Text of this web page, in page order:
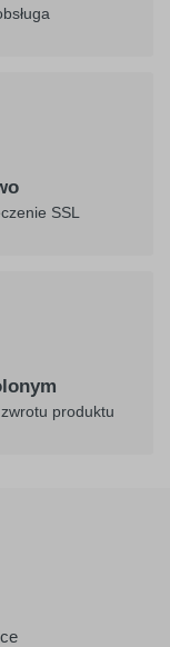
SSL
produktu